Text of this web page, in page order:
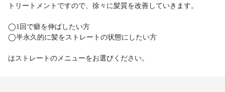
トリートメントですので、徐々に髪質を改善していきます。
◯1回で癖を伸ばしたい方
◯半永久的に髪をストレートの状態にしたい方